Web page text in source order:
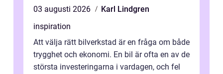
03 augusti 2026
Karl Lindgren
inspiration
Att välja rätt bilverkstad är en fråga om både
trygghet och ekonomi. En bil är ofta en av de
största investeringarna i vardagen, och fel